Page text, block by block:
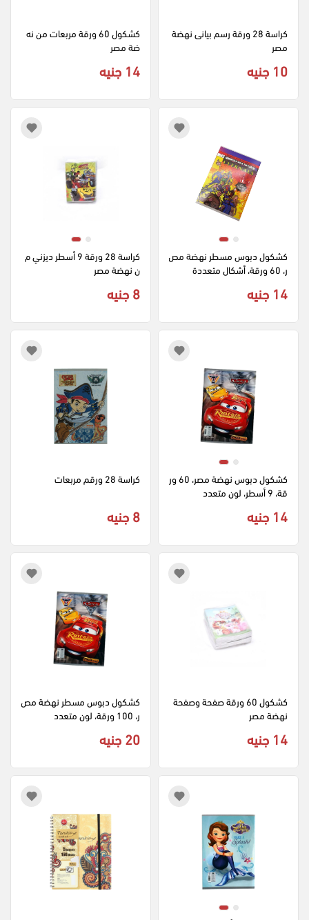
مصر
10 جنيه
كشكول 60 ورقة مربعات من نه
ضة مصر
14 جنيه
كشكول دبوس مسطر نهضة مص
ر، 60 ورقة، أشكال متعددة
14 جنيه
كراسة 28 ورقة 9 أسطر ديزني م
ن نهضة مصر
8 جنيه
كشكول دبوس نهضة مصر، 60 ور
قة، 9 أسطر، لون متعدد
14 جنيه
كراسة 28 ورقم مربعات
8 جنيه
نهضة مصر
14 جنيه
كشكول دبوس مسطر نهضة مص
ر، 100 ورقة، لون متعدد
20 جنيه